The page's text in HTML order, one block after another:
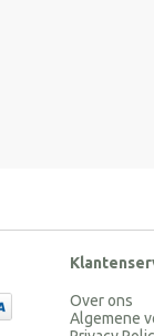
Over ons
Algemene